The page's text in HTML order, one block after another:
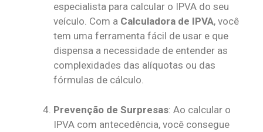
especialista para calcular o IPVA do seu
veículo. Com a Calculadora de IPVA, você
tem uma ferramenta fácil de usar e que
dispensa a necessidade de entender as
complexidades das alíquotas ou das
fórmulas de cálculo.
Prevenção de Surpresas: Ao calcular o
IPVA com antecedência, você consegue